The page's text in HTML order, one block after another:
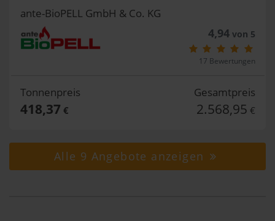
ante-BioPELL GmbH & Co. KG
4,94von 5
17 Bewertungen
Tonnenpreis
418,37 €
Gesamtpreis
2.568,95 €
Alle 9 Angebote anzeigen